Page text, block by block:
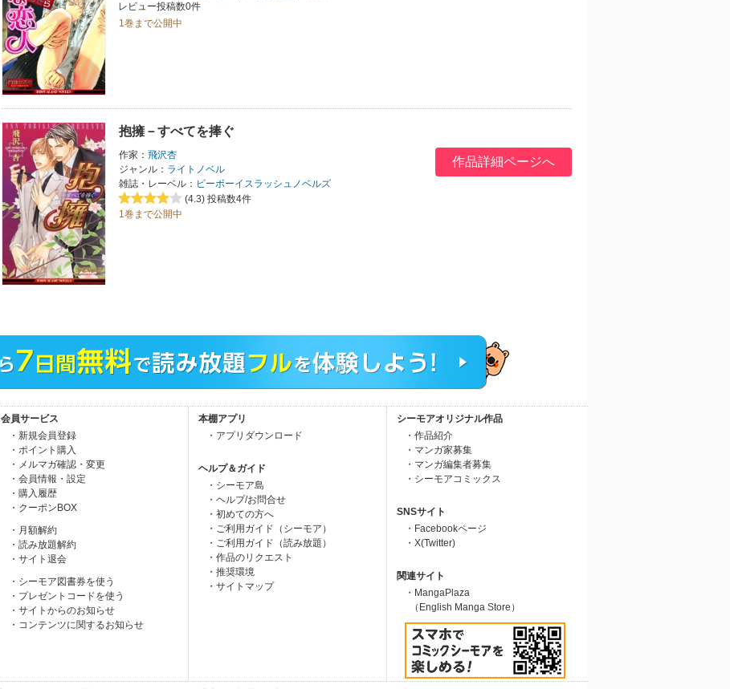
レビュー投稿数0件
1巻まで公開中
抱擁－すべてを捧ぐ
作家： 飛沢杏
ジャンル： ライトノベル
雑誌・レーベル： ビーボーイスラッシュノベルズ
(4.3) 投稿数4件
1巻まで公開中
作品詳細ページへ
会員サービス
・新規会員登録
・ポイント購入
・メルマガ確認・変更
・会員情報・設定
・購入履歴
・クーポンBOX
・月額解約
・読み放題解約
・サイト退会
・シーモア図書券を使う
・プレゼントコードを使う
・サイトからのお知らせ
・コンテンツに関するお知らせ
本棚アプリ
・アプリダウンロード
ヘルプ＆ガイド
・シーモア島
・ヘルプ/お問合せ
・初めての方へ
・ご利用ガイド（シーモア）
・ご利用ガイド（読み放題）
・作品のリクエスト
・推奨環境
・サイトマップ
シーモアオリジナル作品
・作品紹介
・マンガ家募集
・マンガ編集者募集
・シーモアコミックス
SNSサイト
・Facebookページ
・X(Twitter)
関連サイト
・MangaPlaza
（English Manga Store）